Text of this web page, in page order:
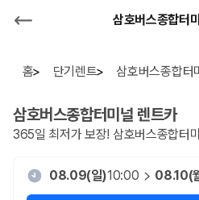
삼호버스종합터
홈 단기렌트 삼호버스종합터
삼호버스종합터미널 렌트카
365일 최저가 보장! 삼호버스종합터
08.09(일)10:00 08.10(